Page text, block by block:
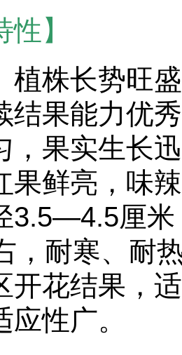
性】
植株长势旺
结果能力优
，果实生长
果鲜亮，味
3.5—4.5厘米
，耐寒、耐
开花结果，
性广。